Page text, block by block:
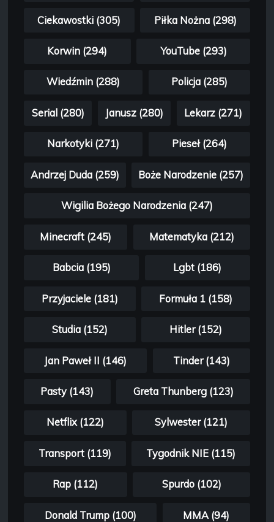
Ciekawostki (305) Piłka Nożna (298)
Korwin (294) YouTube (293)
Wiedźmin (288) Policja (285)
Serial (280) Janusz (280) Lekarz (271)
Narkotyki (271) Pieseł (264)
Andrzej Duda (259) Boże Narodzenie (257)
Wigilia Bożego Narodzenia (247)
Minecraft (245) Matematyka (212)
Babcia (195) Lgbt (186)
Przyjaciele (181) Formuła 1 (158)
Studia (152) Hitler (152)
Jan Paweł II (146) Tinder (143)
Pasty (143) Greta Thunberg (123)
Netflix (122) Sylwester (121)
Transport (119) Tygodnik NIE (115)
Rap (112) Spurdo (102)
Donald Trump (100) MMA (94)